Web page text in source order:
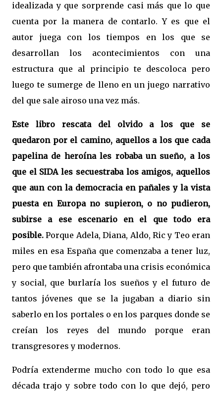
idealizada y que sorprende casi más que lo que
cuenta por la manera de contarlo. Y es que el
autor juega con los tiempos en los que se
desarrollan los acontecimientos con una
estructura que al principio te descoloca pero
luego te sumerge de lleno en un juego narrativo
del que sale airoso una vez más.
Este libro rescata del olvido a los que se
quedaron por el camino, aquellos a los que cada
papelina de heroína les robaba un sueño, a los
que el SIDA les secuestraba los amigos, aquellos
que aun con la democracia en pañales y la vista
puesta en Europa no supieron, o no pudieron,
subirse a ese escenario en el que todo era
posible. Porque Adela, Diana, Aldo, Ric y Teo eran
miles en esa España que comenzaba a tener luz,
pero que también afrontaba una crisis económica
y social, que burlaría los sueños y el futuro de
tantos jóvenes que se la jugaban a diario sin
saberlo en los portales o en los parques donde se
creían los reyes del mundo porque eran
transgresores y modernos.
Podría extenderme mucho con todo lo que esa
década trajo y sobre todo con lo que dejó, pero